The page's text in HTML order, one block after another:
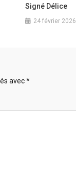
Signé Délice
24 février 2026
avec*